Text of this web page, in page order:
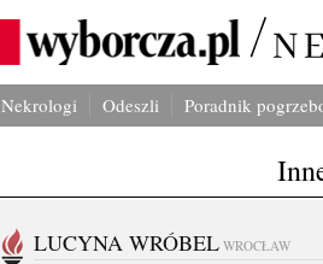
Nekrologi Odeszli Poradnik
LUCYNA WRÓBEL WROCŁAW